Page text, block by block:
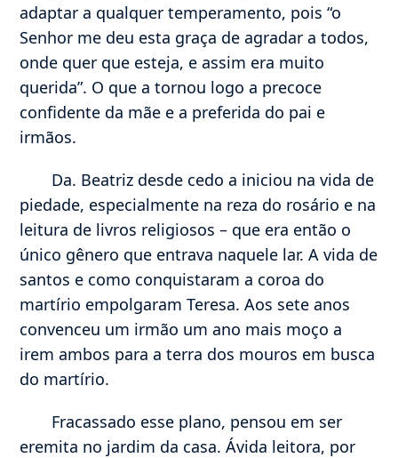
adaptar a qualquer temperamento, pois “o
Senhor me deu esta graça de agradar a todos,
onde quer que esteja, e assim era muito
querida”. O que a tornou logo a precoce
confidente da mãe e a preferida do pai e
irmãos.
Da. Beatriz desde cedo a iniciou na vida de
piedade, especialmente na reza do rosário e na
leitura de livros religiosos – que era então o
único gênero que entrava naquele lar. A vida de
santos e como conquistaram a coroa do
martírio empolgaram Teresa. Aos sete anos
convenceu um irmão um ano mais moço a
irem ambos para a terra dos mouros em busca
do martírio.
Fracassado esse plano, pensou em ser
eremita no jardim da casa. Ávida leitora, por